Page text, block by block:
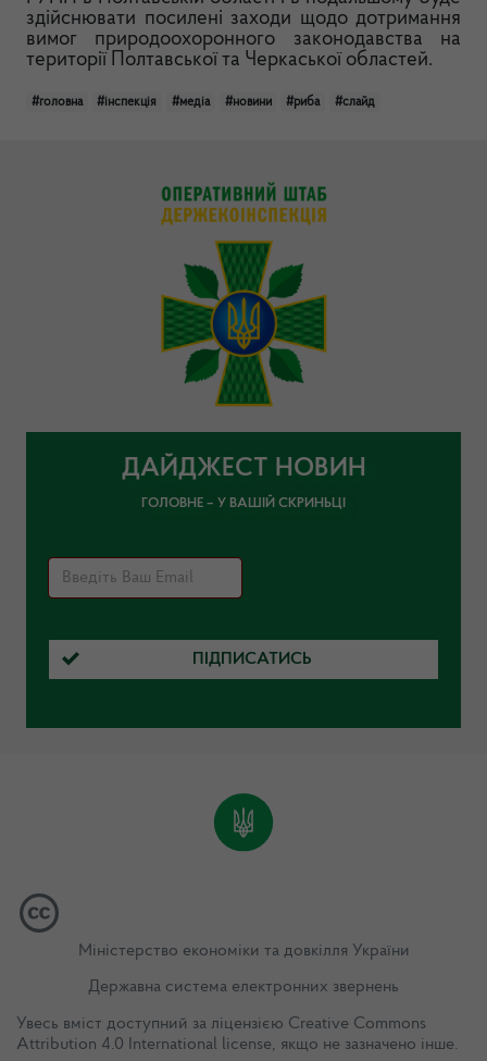
здійснювати посилені заходи щодо дотримання
вимог природоохоронного законодавства на
території Полтавської та Черкаської областей.
#головна #інспекція #медіа #новини #риба #слайд
ДАЙДЖЕСТ НОВИН
ГОЛОВНЕ – У ВАШІЙ СКРИНЬЦІ
ПІДПИСАТИСЬ
Міністерство економіки та довкілля України
Державна система електронних звернень
Увесь вміст доступний за ліцензією Creative Commons
Attribution 4.0 International license, якщо не зазначено інше.